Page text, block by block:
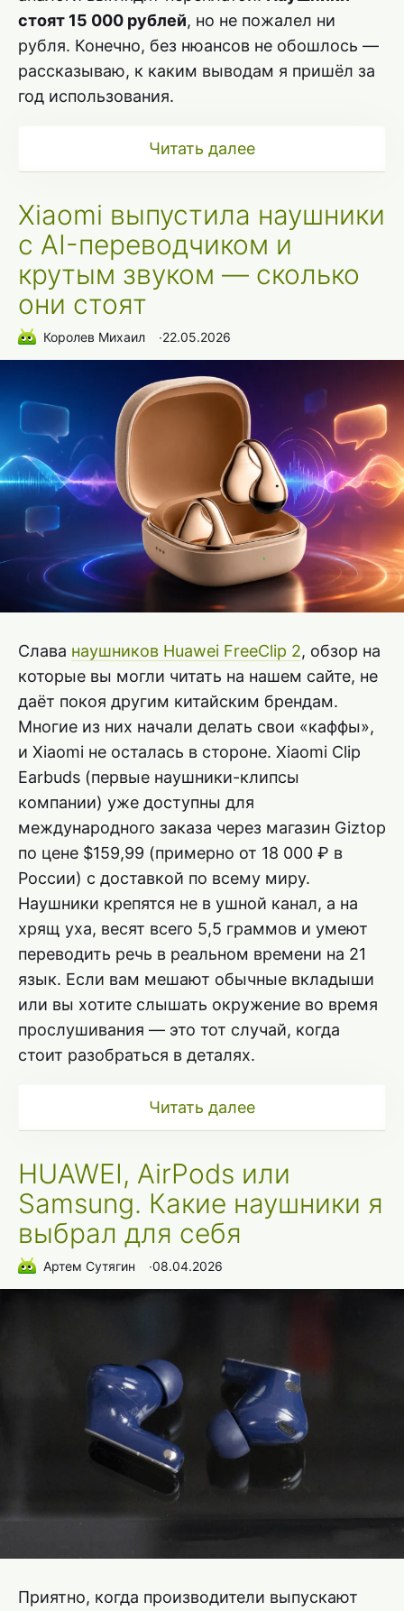
стоят 15 000 рублей, но не пожалел ни
рубля. Конечно, без нюансов не обошлось —
рассказываю, к каким выводам я пришёл за
год использования.
Читать далее
Xiaomi выпустила наушники
с AI-переводчиком и
крутым звуком — сколько
они стоят
Королев Михаил ∙22.05.2026
Слава наушников Huawei FreeClip 2, обзор на
которые вы могли читать на нашем сайте, не
даёт покоя другим китайским брендам.
Многие из них начали делать свои «каффы»,
и Xiaomi не осталась в стороне. Xiaomi Clip
Earbuds (первые наушники-клипсы
компании) уже доступны для
международного заказа через магазин Giztop
по цене $159,99 (примерно от 18 000 ₽ в
России) с доставкой по всему миру.
Наушники крепятся не в ушной канал, а на
хрящ уха, весят всего 5,5 граммов и умеют
переводить речь в реальном времени на 21
язык. Если вам мешают обычные вкладыши
или вы хотите слышать окружение во время
прослушивания — это тот случай, когда
стоит разобраться в деталях.
Читать далее
HUAWEI, AirPods или
Samsung. Какие наушники я
выбрал для себя
Артем Сутягин ∙08.04.2026
Приятно, когда производители выпускают